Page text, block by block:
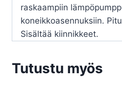
raskaampiin
koneikkoasennuksiin.
Sisältää kiinnikkeet.
Tutustu myös